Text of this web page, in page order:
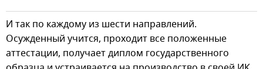
И так по каждому из шести направлений.
Осужденный учится, проходит все положенные
аттестации, получает диплом государственного